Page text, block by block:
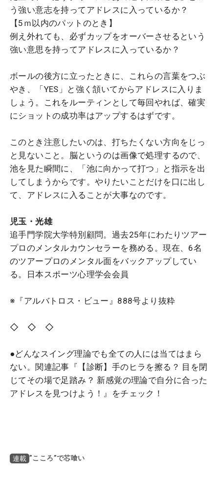
う強い意志を持ってアドレスに入っているか？
【5ｍ以内のパットのとき】
例え外れても、必ずカップをオーバーさせるという
強い意思を持ってアドレスに入っているか？
ボールの後方に立ったときに、これらの言葉をつぶ
やき、「YES」と強く頷いてからアドレスに入りま
しょう。これをルーティンとして毎回やれば、確実
にショットの成功率はアップするはずです。
このとき注意したいのは、打ちたくない方向をじっ
と見ないこと。脳というのは画像で処理するので、
池を見た瞬間に、「池に向かって打つ」と指示を出
してしまうからです。やりたいことだけを口に出し
て、アドレスに入ることが大事なのです。
児玉 ・光雄
追手門学院大学特別顧問。過去25年にわたりツアー
プロのメンタルカウンセラーを務める。現在、6名
のツアープロのメンタル面をバックアップしてい
る。日本スポーツ心理学会会員
※『アルバトロス・ビュー』888号より抜粋
◇ ◇ ◇
●どんなスイング理論でも全ての人には当てはまら
ない。関連記事『【診断】手のヒラを擦る？ 目を閉
じてその場で足踏み？ 新感覚の理論で自分に合った
アドレスを見つけよう！』をチェック！
連載 ”こころ”で芯喰い